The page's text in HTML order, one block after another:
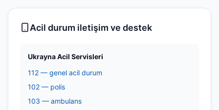
Acil durum iletişim ve destek
Ukrayna Acil Servisleri
112 — genel acil durum
102 — polis
103 — ambulans